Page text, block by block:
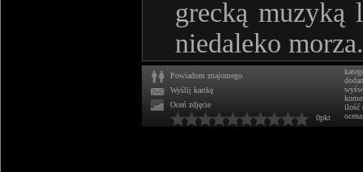
grecką muzyką
niedaleko morza.
Powiadom znajomego
Wyślij kartkę
Oceń zdjęcie
0pkt
ilość
ocena